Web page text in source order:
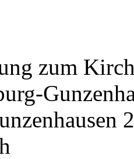
zum